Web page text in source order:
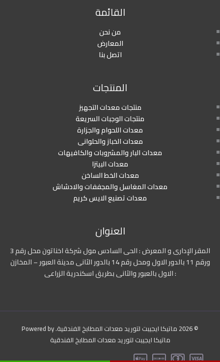
القائمة
من نحن
المعارض
اتصل بنا
المنتجات
منتجات معدات التجهيز
منتجات الوجبات السريعة
معدات اللحوام والجزارة
معدات الخباز والحلوانى
معدات البار والمشروبات والكافيهات
معدات البيتزا
معدات الخط الساخن
معدات المغاسل والمجففات والادشاش
معدات تصنيع الايس كريم
العنوان
المقر الإدارى و المعرض : الحى السادس مول شركة اخناتون محل رقم 3
ورقم 11 بالدور الاول ومحل رقم 14 بالدور الثانى مدينة العبور – المخازن
: الاول بالعبور والثانى بطريق اسكندرية الزراعى
© 2026 ماتيكا ايجيبت لتوريد معدات المطابخ الفندقية. Powered by
ماتيكا ايجيبت لتوريد معدات المطابخ الفندقية